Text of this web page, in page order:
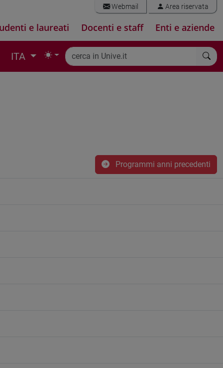
Webmail Area riservata
e laureati Docenti e staff Enti e aziende
ITA
Programmi anni precedenti